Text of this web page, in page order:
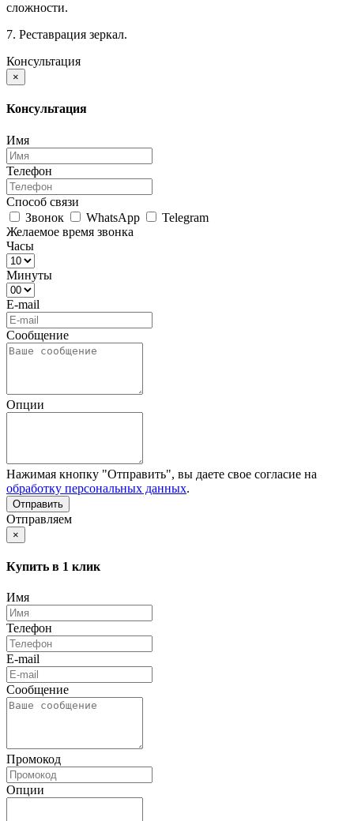
сложности.
7. Реставрация зеркал.
Консультация
×
Консультация
Имя
Телефон
Способ связи
Звонок
WhatsApp
Telegram
Желаемое время звонка
Часы
Минуты
E-mail
Сообщение
Опции
Нажимая кнопку "Отправить", вы даете свое согласие на
обработку персональных данных.
Отправляем
×
Купить в 1 клик
Имя
Телефон
E-mail
Сообщение
Промокод
Опции